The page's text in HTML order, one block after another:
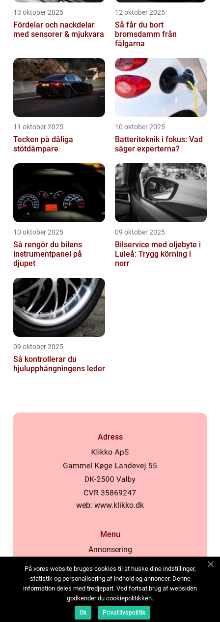
13 oktober 2025
Fördelar och nackdelar
med sensorer & mjukvara
12 oktober 2025
Så får du bort
bromsdamm från
fälgarna
11 oktober 2025
Tecken på dåliga
stötdämpare
10 oktober 2025
Batteriteknik i fokus: Vad
säger experterna?
10 oktober 2025
Så rengör du bilens
instrumentpanel på
djupet
09 oktober 2025
Bilservice med oljebyte i
Luleå: Trygg körning i
norr
09 oktober 2025
Så kontrollerar du
hjulupphängningens leder
Adress
web: www.klikko.dk
Menu
Annonsering
Cookies
Kontakta oss
Sitemap
På vores website bruges cookies til at huske dine indstillinger,
statistik og personalisering af indhold og annoncer. Denne
information deles med tredjepart. Ved fortsat brug af websiden
godkender du cookiepolitikken.
Ok Privatlivspolitik